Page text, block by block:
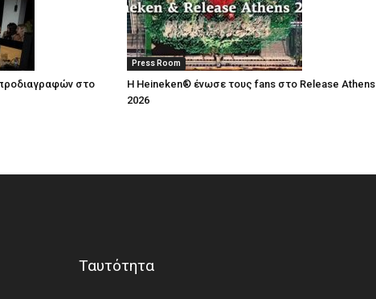
στο
Press Room
Η Heineken® ένωσε τους fans στο Release Athens
2026
Ταυτότητα